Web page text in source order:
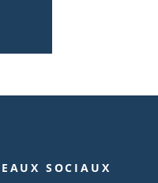
SOCIAUX